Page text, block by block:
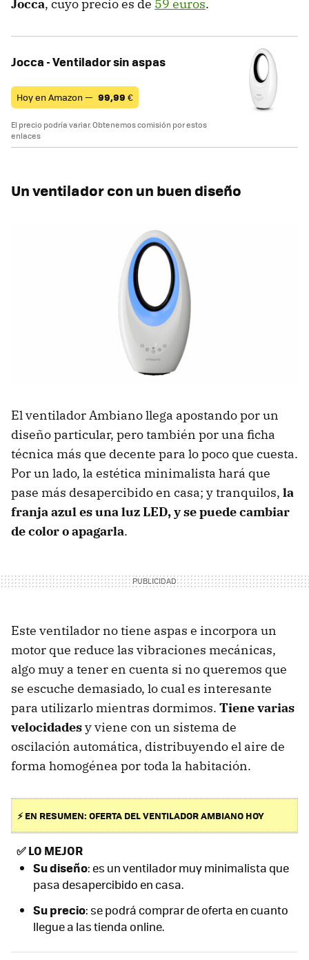
Jocca, cuyo precio es de 59 euros.
Jocca - Ventilador sin aspas
Hoy en Amazon — 99,99 €
El precio podría variar. Obtenemos comisión por estos
enlaces
Un ventilador con un buen diseño
El ventilador Ambiano llega apostando por un
diseño particular, pero también por una ficha
técnica más que decente para lo poco que cuesta.
Por un lado, la estética minimalista hará que
pase más desapercibido en casa; y tranquilos, la
franja azul es una luz LED, y se puede cambiar
de color o apagarla.
Este ventilador no tiene aspas e incorpora un
motor que reduce las vibraciones mecánicas,
algo muy a tener en cuenta si no queremos que
se escuche demasiado, lo cual es interesante
para utilizarlo mientras dormimos. Tiene varias
velocidadesy viene con un sistema de
oscilación automática, distribuyendo el aire de
forma homogénea por toda la habitación.
⚡ EN RESUMEN: OFERTA DEL VENTILADOR AMBIANO HOY
✅LO MEJOR
Su diseño: es un ventilador muy minimalista que
pasa desapercibido en casa.
Su precio: se podrá comprar de oferta en cuanto
llegue a las tienda online.